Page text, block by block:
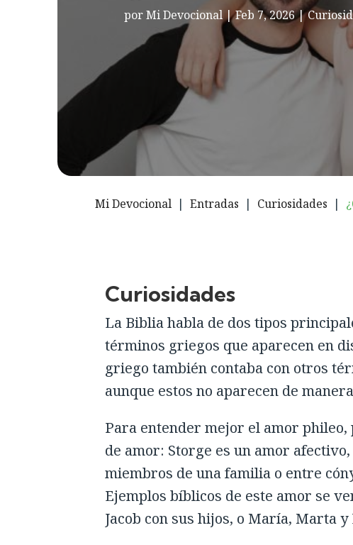
porMi Devocional|Feb 7, 2026|
Mi Devocional | Entradas | Curiosidades |
Curiosidades
La Biblia habla de dos tipos
términos griegos que aparecen en
griego también contaba con otros
aunque estos no aparecen de
Para entender mejor el amor
de amor: Storge es un amor
miembros de una familia o entre
Ejemplos bíblicos de este amor se
Jacob con sus hijos, o María, Marta